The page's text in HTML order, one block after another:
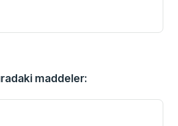
maddeler: